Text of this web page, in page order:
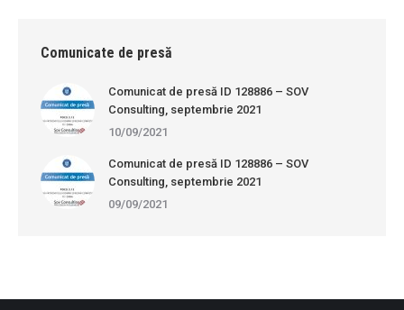
Comunicate de presă
Comunicat de presă ID 128886 – SOV
Consulting, septembrie 2021
10/09/2021
Comunicat de presă ID 128886 – SOV
Consulting, septembrie 2021
09/09/2021